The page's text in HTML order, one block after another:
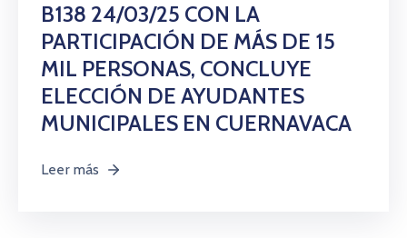
B138 24/03/25 CON LA
PARTICIPACIÓN DE MÁS DE 15
MIL PERSONAS, CONCLUYE
ELECCIÓN DE AYUDANTES
MUNICIPALES EN CUERNAVACA
Leer más